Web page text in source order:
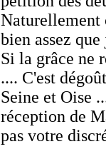
Naturellement
bien assez
Si la grâce ne
.... C'est
Seine et Oise
réception de
pas votre